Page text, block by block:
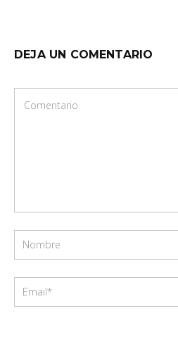
DEJA UN COMENTARIO